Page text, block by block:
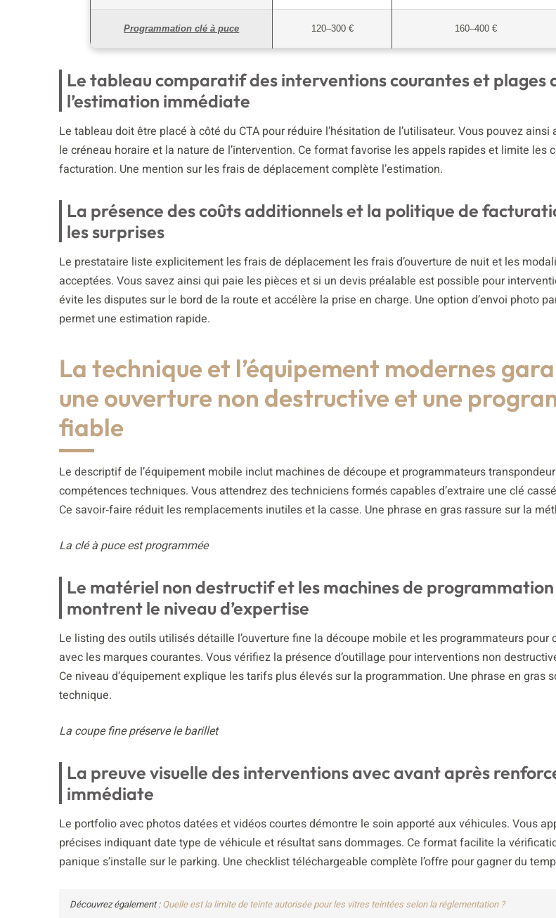
Programmation clé à puce 120–300 € 160–400 €
Le tableau comparatif des interventions courantes et plages
l’estimation immédiate
Le tableau doit être placé à côté du CTA pour réduire l’hésitation de l’utilisateur. Vous pouvez
le créneau horaire et la nature de l’intervention. Ce format favorise les appels rapides et limite les
facturation. Une mention sur les frais de déplacement complète l’estimation.
La présence des coûts additionnels et la politique de
les surprises
Le prestataire liste explicitement les frais de déplacement les frais d’ouverture de nuit et les
acceptées. Vous savez ainsi qui paie les pièces et si un devis préalable est possible pour
évite les disputes sur le bord de la route et accélère la prise en charge. Une option d’envoi photo
permet une estimation rapide.
La technique et l’équipement modernes
une ouverture non destructive et une
fiable
Le descriptif de l’équipement mobile inclut machines de découpe et programmateurs
compétences techniques. Vous attendrez des techniciens formés capables d’extraire une clé
Ce savoir‑faire réduit les remplacements inutiles et la casse. Une phrase en gras rassure sur la
La clé à puce est programmée
Le matériel non destructif et les machines de programmation
montrent le niveau d’expertise
Le listing des outils utilisés détaille l’ouverture fine la découpe mobile et les programmateurs
avec les marques courantes. Vous vérifiez la présence d’outillage pour interventions non
Ce niveau d’équipement explique les tarifs plus élevés sur la programmation. Une phrase en gras
technique.
La coupe fine préserve le barillet
La preuve visuelle des interventions avec avant après
immédiate
Le portfolio avec photos datées et vidéos courtes démontre le soin apporté aux véhicules. Vous
précises indiquant date type de véhicule et résultat sans dommages. Ce format facilite la
panique s’installe sur le parking. Une checklist téléchargeable complète l’offre pour gagner du
Découvrez également :Quelle est la limite de teinte autorisée pour les vitres teintées selon la réglementation ?